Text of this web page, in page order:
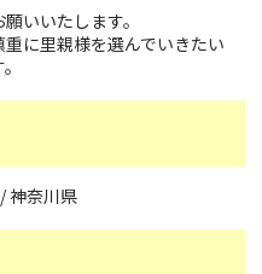
いいたします。
に里親様を選んでいきたい
神奈川県